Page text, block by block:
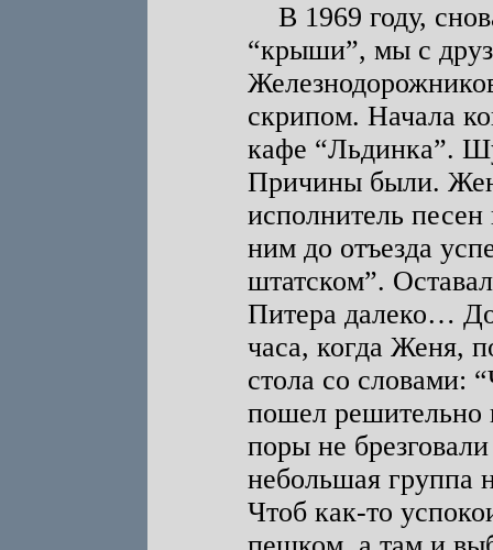
В 1969 году,
“крыши”, мы с
скрипом. Начала
кафе “Льдинка”.
Причины были.
исполнитель
ним до отъезда
штатском”.
Питера далеко… До
часа, когда Женя,
стола со словами:
пошел решительно
поры не
небольшая группа
Чтоб как-то